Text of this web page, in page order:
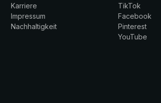
Karriere
Impressum
Nachhaltigkeit
TikTok
Facebook
Pinterest
YouTube